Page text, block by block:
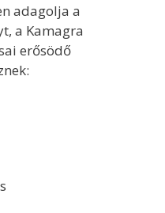
adagolja a
a Kamagra
erősödő